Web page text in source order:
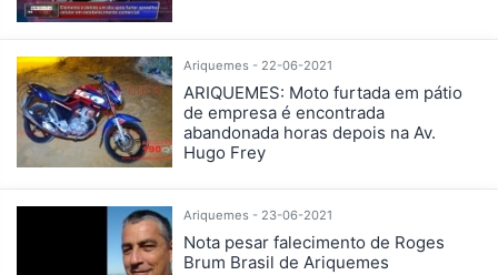
Ariquemes - 22-06-2021
ARIQUEMES: Moto furtada em pátio
de empresa é encontrada
abandonada horas depois na Av.
Hugo Frey
Ariquemes - 23-06-2021
Nota pesar falecimento de Roges
Brum Brasil de Ariquemes